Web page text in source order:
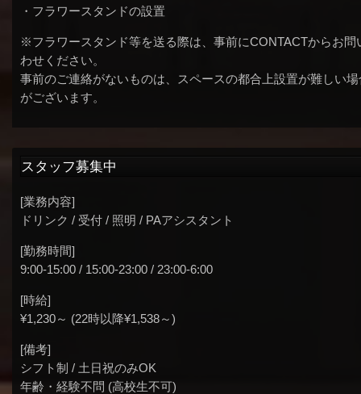
・フラワースタンドの設置
※フラワースタンド等を送る際は、事前にCONTACTからお問
わせください。
事前のご連絡がないものは、スペースの都合上設置が難しい場
がございます。
スタッフ募集中
[業務内容]
ドリンク / 受付 / 照明 / PAアシスタント
[勤務時間]
9:00-15:00 / 15:00-23:00 / 23:00-6:00
[時給]
¥1,230～ (22時以降¥1,538～)
[備考]
シフト制 / 土日祝のみOK
年齢・経験不問 (高校生不可)